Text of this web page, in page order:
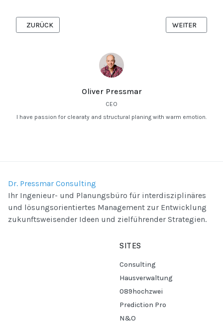
Oliver Pressmar
CEO
I have passion for clearaty and structural planing with warm emotion.
VORHERIGER BEITRAG: BELEUCHTUNGSPLANUNG FÜR DIE
ZURÜCK NÄCHSTER
WEITER
Dr. Pressmar Consulting
Ihr Ingenieur- und Planungsbüro für interdisziplinäres
und lösungsorientiertes Management zur Entwicklung
zukunftsweisender Ideen und zielführender Strategien.
SITES
Consulting
Hausverwaltung
089hochzwei
Prediction Pro
N&O